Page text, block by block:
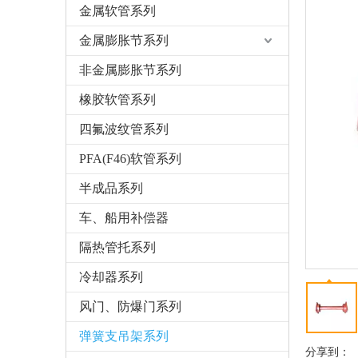
金属软管系列
金属膨胀节系列
非金属膨胀节系列
橡胶软管系列
四氟波纹管系列
PFA(F46)软管系列
半成品系列
车、船用补偿器
隔热管托系列
冷却器系列
风门、防爆门系列
弹簧支吊架系列
分享到：